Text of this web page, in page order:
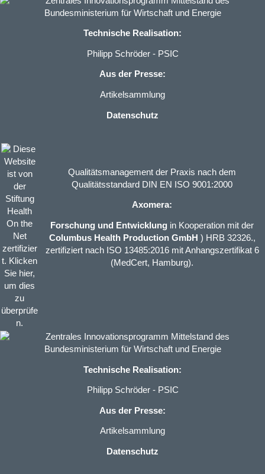
Technische Realisation:
Philipp Schröder - PSIC
Aus der Presse:
Artikelsammlung
Datenschutz
Qualitätsmanagement der Praxis nach dem
Qualitätsstandard DIN EN ISO 9001:2000
Axomera:
Forschung und Entwicklung in Kooperation mit der
Columbus Health Production GmbH ) HRB 32326.,
zertifiziert nach ISO 13485:2016 mit Anhangszertifikat 6
(MedCert, Hamburg).
Technische Realisation:
Philipp Schröder - PSIC
Aus der Presse:
Artikelsammlung
Datenschutz